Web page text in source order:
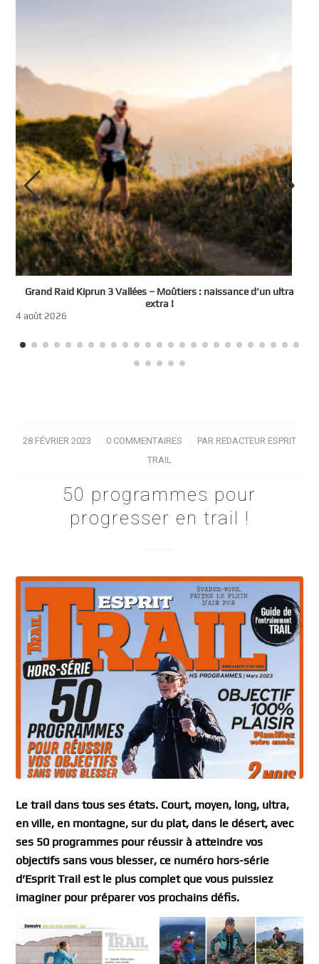
Grand Raid Kiprun 3 Vallées – Moûtiers : naissance d’un ultra
extra !
4 août 2026
28 FÉVRIER 2023
/ 0 COMMENTAIRES
/ PAR REDACTEUR ESPRIT
TRAIL
50 programmes pour
progresser en trail !
Le trail dans tous ses états. Court, moyen, long, ultra,
en ville, en montagne, sur du plat, dans le désert, avec
ses 50 programmes pour réussir à atteindre vos
objectifs sans vous blesser, ce numéro hors-série
d’Esprit Trail est le plus complet que vous puissiez
imaginer pour préparer vos prochains défis.